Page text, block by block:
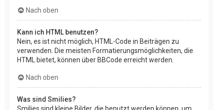
Nach oben
Kann ich HTML benutzen?
Nein, es ist nicht möglich, HTML-Code in Beiträgen zu
verwenden. Die meisten Formatierungsmöglichkeiten, die
HTML bietet, können über BBCode erreicht werden.
Nach oben
Was sind Smilies?